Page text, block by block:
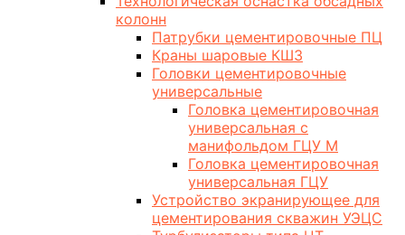
колонн
Патрубки цементировочные ПЦ
Краны шаровые КШЗ
Головки цементировочные
универсальные
Головка цементировочная
универсальная с
манифольдом ГЦУ М
Головка цементировочная
универсальная ГЦУ
Устройство экранирующее для
цементирования скважин УЭЦС